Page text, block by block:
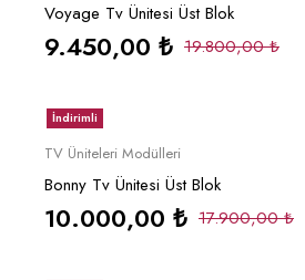
Voyage Tv Ünitesi Üst Blok
19.800,00₺
9.450,00 ₺
İndirimli
TV Üniteleri Modülleri
Bonny Tv Ünitesi Üst Blok
17.900,00₺
10.000,00 ₺